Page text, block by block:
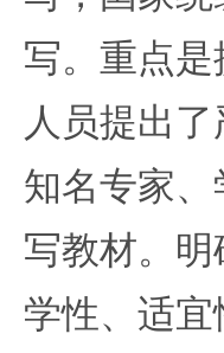
写。重点
人员提出
知名专家
写教材。
学性、适